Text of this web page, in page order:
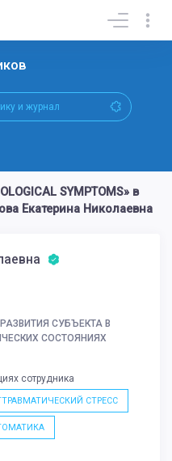
SYMPTOMS» в
Екатерина Николаевна
СУБЪЕКТА В
СОСТОЯНИЯХ
сотрудника
СТРЕСС